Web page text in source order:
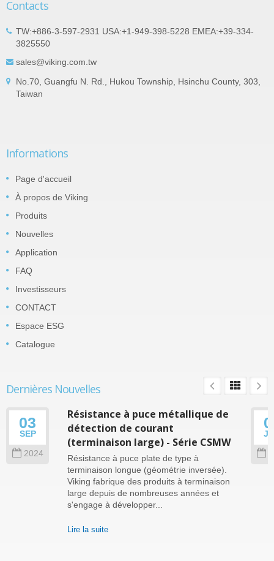
Contacts
TW:+886-3-597-2931 USA:+1-949-398-5228 EMEA:+39-334-
3825550
sales@viking.com.tw
No.70, Guangfu N. Rd., Hukou Township, Hsinchu County, 303,
Taiwan
Informations
Page d'accueil
À propos de Viking
Produits
Nouvelles
Application
FAQ
Investisseurs
CONTACT
Espace ESG
Catalogue
Dernières Nouvelles
03
SEP
2024
Résistance à puce métallique de
détection de courant
(terminaison large) - Série CSMW
Résistance à puce plate de type à
terminaison longue (géométrie inversée).
Viking fabrique des produits à terminaison
large depuis de nombreuses années et
s'engage à développer...
Lire la suite